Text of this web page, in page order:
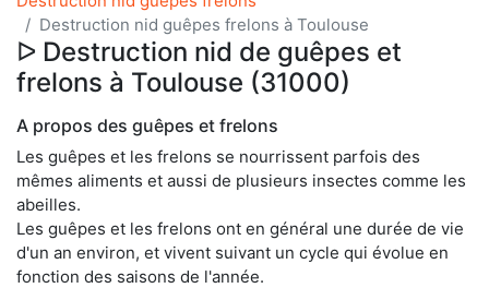
Destruction nid guêpes frelons à Toulouse
ᐅ Destruction nid de guêpes et
frelons à Toulouse (31000)
A propos des guêpes et frelons
Les guêpes et les frelons se nourrissent parfois des
mêmes aliments et aussi de plusieurs insectes comme les
abeilles.
Les guêpes et les frelons ont en général une durée de vie
d'un an environ, et vivent suivant un cycle qui évolue en
fonction des saisons de l'année.